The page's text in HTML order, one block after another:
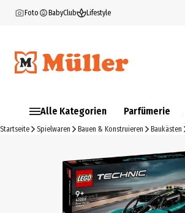
Foto BabyClub Lifestyle
Alle Kategorien Parfümerie
Startseite Spielwaren Bauen & Konstruieren Baukästen